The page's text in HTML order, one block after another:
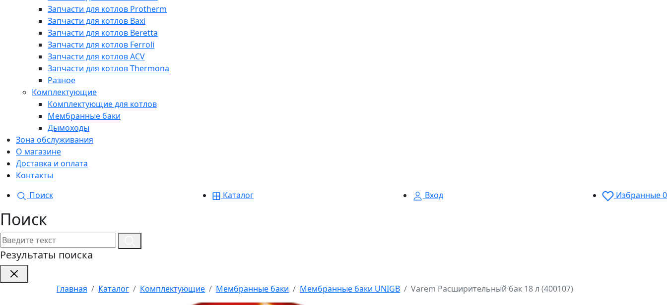
Запчасти для котлов Protherm
Запчасти для котлов Baxi
Запчасти для котлов Beretta
Запчасти для котлов Ferroli
Запчасти для котлов ACV
Запчасти для котлов Thermona
Разное
Комплектующие
Комплектующие для котлов
Мембранные баки
Дымоходы
Зона обслуживания
О магазине
Доставка и оплата
Контакты
Поиск
Каталог Вход Избранные0
Поиск
Результаты поиска
Главная Каталог Комплектующие Мембранные баки Мембранные баки UNIGB Varem Расширительный бак 18 л (400107)